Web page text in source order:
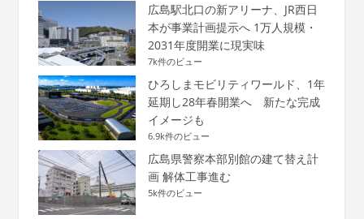
広島駅北口の新アリーナ、JR西日
本が事業計画提示へ 1万人規模・
2031年度開業に現実味
7k件のビュー
ひろしまモビリティワールド、1年
延期し28年春開業へ 新たな完成
イメージも
6.9k件のビュー
広島県警察本部別館の建て替え計
画 解体工事進む
5k件のビュー